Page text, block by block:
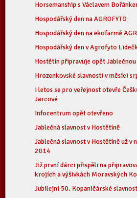
Horsemanship s Václavem
Hospodářský den na AGROFYTO
Hospodářský den na ekofarmě
Hospodářský den v Agrofyto
Hostětín připravuje opět
Hrozenkovské slavnosti v měsíci
I letos se pro veřejnost otevře
Jarcové
Infocentrum opět otevřeno
Jablečná slavnost v Hostětíně
Jablečná slavnost v Hostětíně už v
2014
Již první dárci přispěli na
krojích a výšivkách Moravských
Jubilejní 50. Kopaničárské